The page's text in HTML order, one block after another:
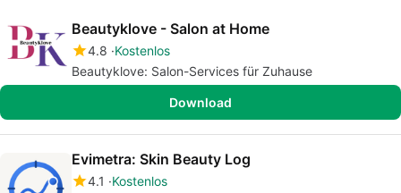
Beautyklove - Salon at Home
4.8 Kostenlos
Beautyklove: Salon-Services für Zuhause
Download
Evimetra: Skin Beauty Log
4.1
Kostenlos